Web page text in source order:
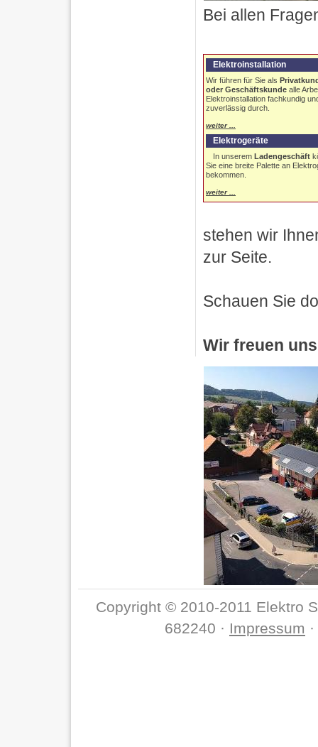
Bei allen
Elektroinstallation
Wir führen für Sie als
oder Geschäftskunde alle
Elektroinstallation fachkundig
zuverlässig durch.
weiter ...
Elektrogeräte
In unserem Ladengeschäft
Sie eine breite Palette an
bekommen.
weiter ...
stehen wir
zur Seite.
Schauen Sie
Wir freuen
Copyright © 2010-2011 Elektro
682240 · Impressum ·